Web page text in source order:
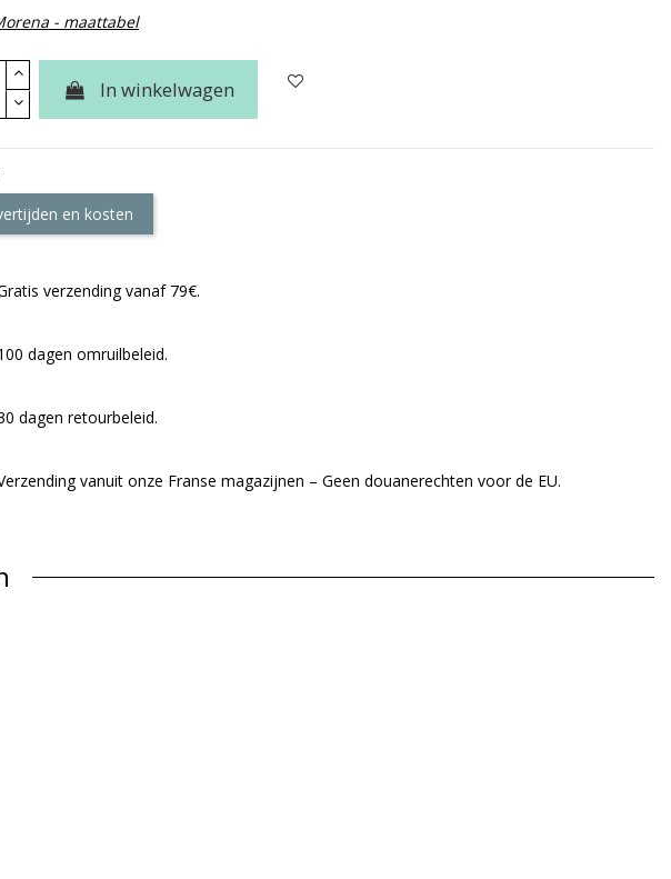
- maattabel
In winkelwagen
en kosten
verzending vanaf 79€.
dagen omruilbeleid.
dagen retourbeleid.
vanuit onze Franse magazijnen – Geen douanerechten voor de EU.